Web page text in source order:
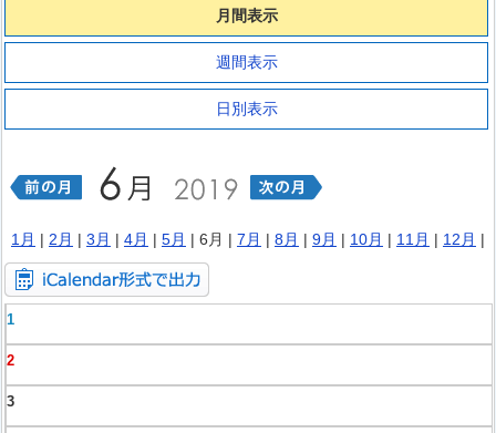
月間表示
週間表示
日別表示
1月 | 2月 | 3月 | 4月 | 5月 | 6月 | 7月 | 8月 | 9月 | 10月 | 11月 | 12月 |
1
2
3